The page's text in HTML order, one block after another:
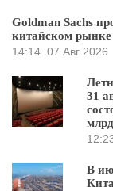
Goldman Sachs
китайском рынке
14:14 07 Авг 2026
31
В